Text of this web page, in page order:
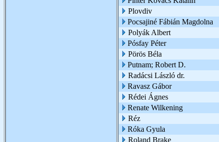
Plovdiv
Pocsajiné Fábián Magdolna
Polyák Albert
Pósfay Péter
Pörös Béla
Putnam; Robert D.
Radácsi László dr.
Ravasz Gábor
Rédei Ágnes
Renate Wilkening
Réz
Róka Gyula
Roland Brake